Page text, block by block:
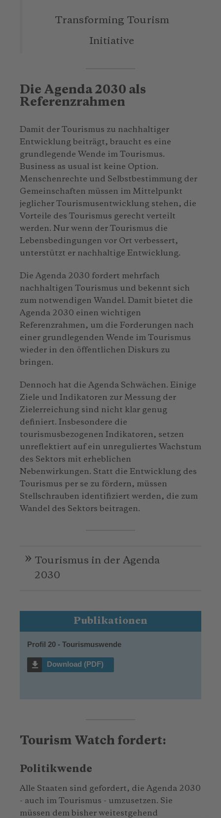
Transforming Tourism
Initiative
Die Agenda 2030 als
Referenzrahmen
Damit der Tourismus zu nachhaltiger
Entwicklung beiträgt, braucht es eine
grundlegende Wende im Tourismus.
Business as usual ist keine Option.
Menschenrechte und Selbstbestimmung der
Gemeinschaften müssen im Mittelpunkt
jeglicher Tourismusentwicklung stehen, die
Vorteile des Tourismus gerecht verteilt
werden. Nur wenn der Tourismus die
Lebensbedingungen vor Ort verbessert,
unterstützt er nachhaltige Entwicklung.
Die Agenda 2030 fordert mehrfach
nachhaltigen Tourismus und bekennt sich
zum notwendigen Wandel. Damit bietet die
Agenda 2030 einen wichtigen
Referenzrahmen, um die Forderungen nach
einer grundlegenden Wende im Tourismus
wieder in den öffentlichen Diskurs zu
bringen.
Dennoch hat die Agenda Schwächen. Einige
Ziele und Indikatoren zur Messung der
Zielerreichung sind nicht klar genug
definiert. Insbesondere die
tourismusbezogenen Indikatoren, setzen
unreflektiert auf ein unreguliertes Wachstum
des Sektors mit erheblichen
Nebenwirkungen. Statt die Entwicklung des
Tourismus per se zu fördern, müssen
Stellschrauben identifiziert werden, die zum
Wandel des Sektors beitragen.
Tourismus in der Agenda
2030
Publikationen
Profil 20 - Tourismuswende
Download (PDF)
Tourism Watch fordert:
Politikwende
Alle Staaten sind gefordert, die Agenda 2030
- auch im Tourismus - umzusetzen. Sie
müssen dem bisher weitestgehend